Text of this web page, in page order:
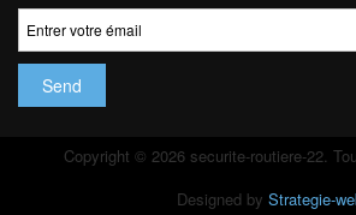
Copyright © 2026 securite-routiere-22.
Designed by Strategie-